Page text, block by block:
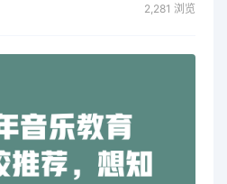
2,281 浏览